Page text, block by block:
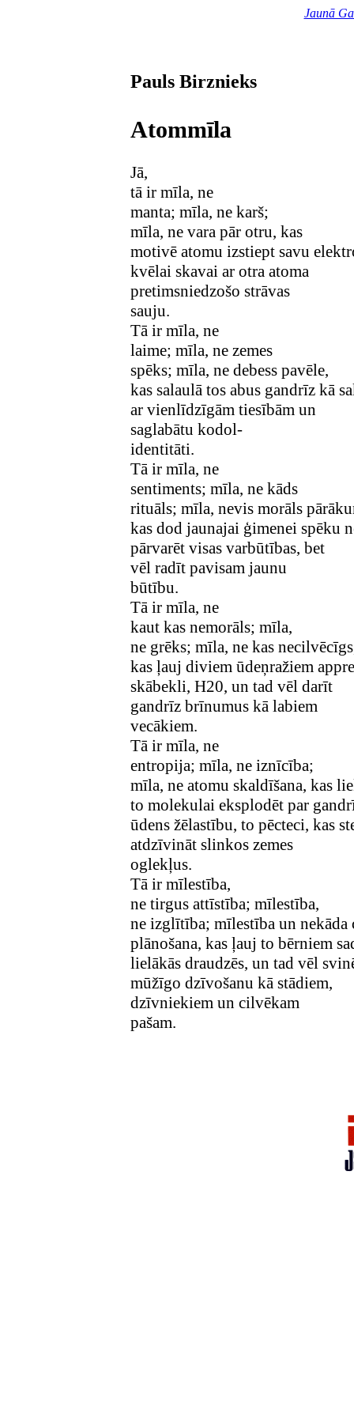
Jaunā
Pauls Birznieks
Atommīla
Jā,
tā ir mīla, ne
manta; mīla, ne karš;
mīla, ne vara pār otru, kas
motivē atomu izstiept savu
kvēlai skavai ar otra atoma
pretimsniedzošo strāvas
sauju.
Tā ir mīla, ne
laime; mīla, ne zemes
spēks; mīla, ne debess pavēle,
kas salaulā tos abus gandrīz kā
ar vienlīdzīgām tiesībām un
saglabātu kodol-
identitāti.
Tā ir mīla, ne
sentiments; mīla, ne kāds
rituāls; mīla, nevis morāls
kas dod jaunajai ģimenei spēku
pārvarēt visas varbūtības, bet
vēl radīt pavisam jaunu
būtību.
Tā ir mīla, ne
kaut kas nemorāls; mīla,
ne grēks; mīla, ne kas
kas ļauj diviem ūdeņražiem
skābekli, H20, un tad vēl darīt
gandrīz brīnumus kā labiem
vecākiem.
Tā ir mīla, ne
entropija; mīla, ne iznīcība;
mīla, ne atomu skaldīšana, kas
to molekulai eksplodēt par
ūdens žēlastību, to pēcteci, kas
atdzīvināt slinkos zemes
oglekļus.
Tā ir mīlestība,
ne tirgus attīstība; mīlestība,
ne izglītība; mīlestība un nekāda
plānošana, kas ļauj to bērniem
lielākās draudzēs, un tad vēl
mūžīgo dzīvošanu kā stādiem,
dzīvniekiem un cilvēkam
pašam.